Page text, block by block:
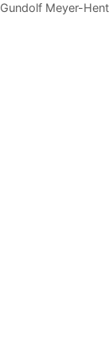
Gundolf Meyer-